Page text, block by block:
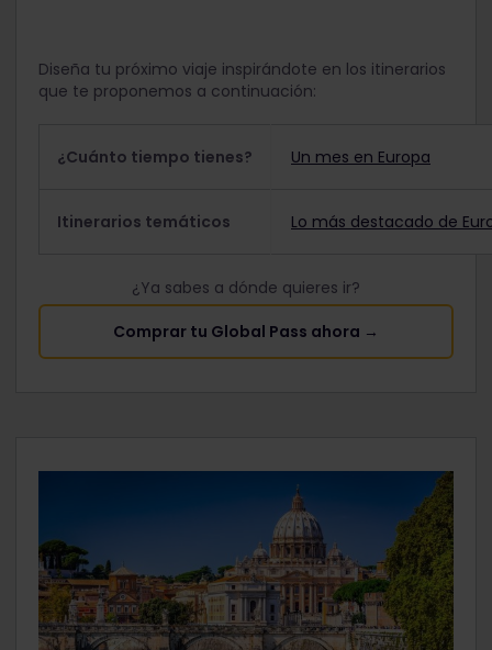
Diseña tu próximo viaje inspirándote en los itinerarios
que te proponemos a continuación:
¿Cuánto tiempo tienes? Un mes en Europa
Itinerarios temáticos Lo más destacado de
¿Ya sabes a dónde quieres ir?
Comprar tu Global Pass ahora →